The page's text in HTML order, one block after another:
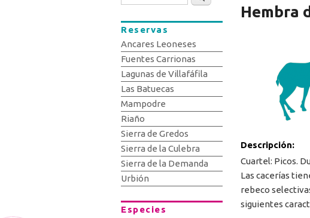
Hembra
Descripción:
Cuartel: Picos.
Las cacerías
rebeco
siguientes
Reservas
Ancares Leoneses
Fuentes Carrionas
Lagunas de Villafáfila
Las Batuecas
Mampodre
Riaño
Sierra de Gredos
Sierra de la Culebra
Sierra de la Demanda
Urbión
Especies